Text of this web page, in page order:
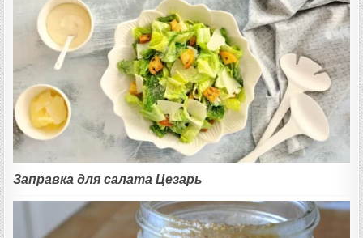
Заправка для салата Цезарь